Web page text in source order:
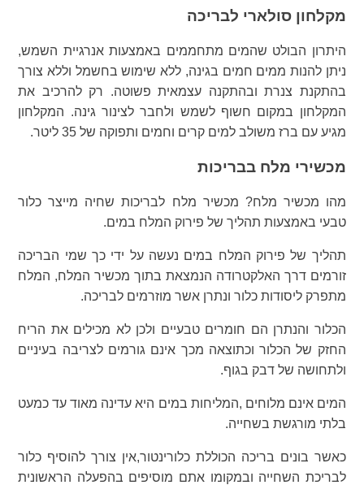
מקלחון סולארי לבריכה
היתרון הבולט שהמים מתחממים באמצעות אנרגיית השמש,
ניתן להנות ממים חמים בגינה, ללא שימוש בחשמל וללא צורך
בהתקנת צנרת ובהתקנה עצמאית פשוטה. רק להרכיב את
המקלחון במקום חשוף לשמש ולחבר לצינור גינה. המקלחון
מגיע עם ברז משולב למים קרים וחמים ותפוקה של 35 ליטר.
מכשירי מלח בבריכות
מהו מכשיר מלח? מכשיר מלח לבריכות שחיה מייצר כלור
טבעי באמצעות תהליך של פירוק המלח במים.
תהליך של פירוק המלח במים נעשה על ידי כך שמי הבריכה
זורמים דרך האלקטרודה הנמצאת בתוך מכשיר המלח, המלח
מתפרק ליסודות כלור ונתרן אשר מוזרמים לבריכה.
הכלור והנתרן הם חומרים טבעיים ולכן לא מכילים את הריח
החזק של הכלור וכתוצאה מכך אינם גורמים לצריבה בעיניים
ולתחושה של דבק בגוף.
המים אינם מלוחים ,המליחות במים היא עדינה מאוד עד כמעט
בלתי מורגשת בשחייה.
כאשר בונים בריכה הכוללת כלורינטור,אין צורך להוסיף כלור
לבריכת השחייה ובמקומו אתם מוסיפים בהפעלה הראשונית